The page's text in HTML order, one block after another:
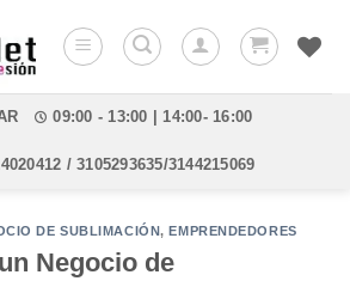
09:00 - 13:00 | 14:00- 16:00
/ 3105293635/3144215069
DE SUBLIMACIÓN,EMPRENDEDORES
Negocio de